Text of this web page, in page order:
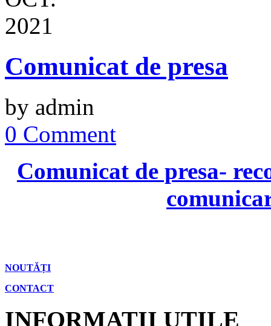
2021
Comunicat de presa
by admin
0 Comment
Comunicat de presa-
NOUTĂȚI
CONTACT
INFORMATII UTILE